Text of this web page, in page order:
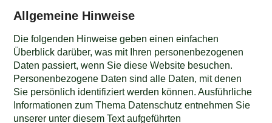
Allgemeine Hinweise
Die folgenden Hinweise geben einen einfachen
Überblick darüber, was mit Ihren personenbezogenen
Daten passiert, wenn Sie diese Website besuchen.
Personenbezogene Daten sind alle Daten, mit denen
Sie persönlich identifiziert werden können. Ausführliche
Informationen zum Thema Datenschutz entnehmen Sie
unserer unter diesem Text aufgeführten